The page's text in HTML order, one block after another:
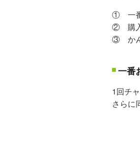
① 一番
② 購入
③ かん
一番
1回チ
さらに